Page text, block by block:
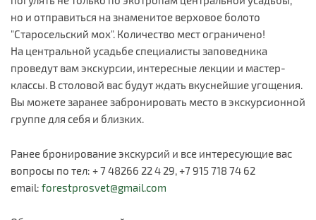
но и отправиться на знаменитое верховое болото
"Старосельский мох". Количество мест ограничено!
На центральной усадьбе специалисты заповедника
проведут вам экскурсии, интересные лекции и мастер-
классы. В столовой вас будут ждать вкуснейшие угощения.
Вы можете заранее забронировать место в экскурсионной
группе для себя и близких.
Ранее бронирование экскурсий и все интересующие вас
вопросы по тел: + 7 48266 22 4 29, +7 915 718 74 62
email: forestprosvet@gmail.com